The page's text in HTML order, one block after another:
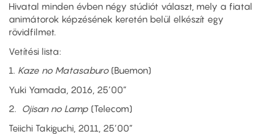
Hivatal minden évben négy stúdiót választ, mely a fiatal
animátorok képzésének keretén belül elkészít egy
rövidfilmet.
Vetítési lista:
1. Kaze no Matasaburo(Buemon)
Yuki Yamada, 2016, 25’00”
2.
Ojisan no Lamp (Telecom)
Teiichi Takiguchi, 2011, 25’00”